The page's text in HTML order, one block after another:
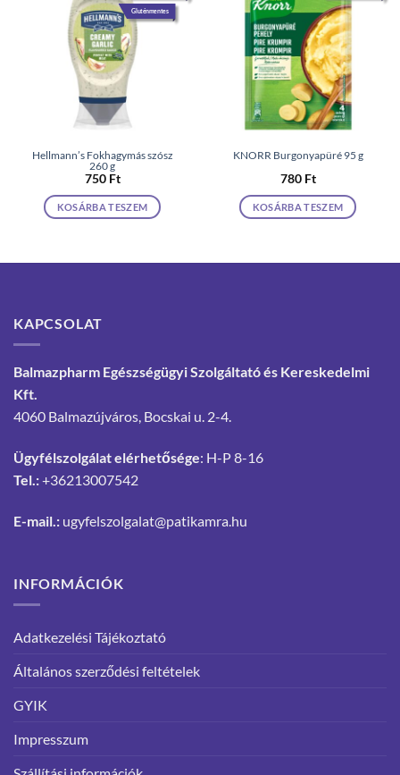
Gluténmentes
Hellmann’s Fokhagymás szósz
260 g
750 Ft
KOSÁRBA TESZEM
KNORR Burgonyapüré 95 g
780 Ft
KOSÁRBA TESZEM
KAPCSOLAT
Balmazpharm Egészségügyi Szolgáltató és Kereskedelmi
Kft.
4060 Balmazújváros, Bocskai u. 2-4.
Ügyfélszolgálat elérhetősége: H-P 8-16
Tel.:+36213007542
E-mail.: ugyfelszolgalat@patikamra.hu
INFORMÁCIÓK
Adatkezelési Tájékoztató
Általános szerződési feltételek
GYIK
Impresszum